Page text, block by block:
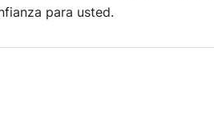
para usted.